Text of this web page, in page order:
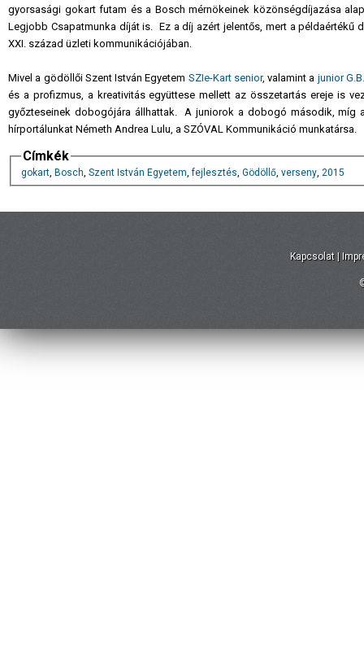
gyorsasági gokart futam és a Bosch mérnökeinek közönségdíjazása
Legjobb Csapatmunka díját is. Ez a díj azért jelentős, mert a
XXI. század üzleti kommunikációjában.
Mivel a gödöllői Szent István Egyetem SZIe-Kart senior, valamint a junior
és a profizmus, a kreativitás együttese mellett az összetartás ereje is
győzteseinek dobogójára állhattak. A juniorok a dobogó második, míg
hírportálunkat Németh Andrea Lulu, a SZÓVAL Kommunikáció munkatársa.
Címkék
gokart, Bosch, Szent István Egyetem,fejlesztés, Gödöllő, verseny, 2015
Kapcsolat |